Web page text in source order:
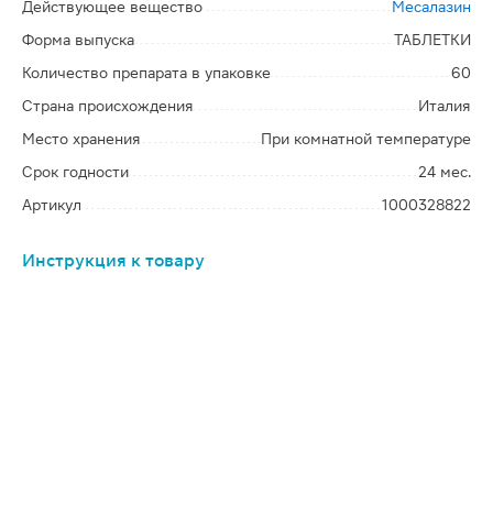
Действующее вещество
Месалазин
Форма выпуска
ТАБЛЕТКИ
Количество препарата в упаковке
60
Страна происхождения
Италия
Место хранения
При комнатной температуре
Срок годности
24 мес.
Артикул
1000328822
Инструкция к товару